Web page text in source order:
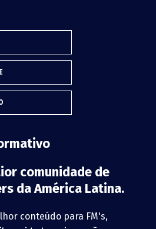
comunidade de
da América Latina.
conteúdo para FM's,